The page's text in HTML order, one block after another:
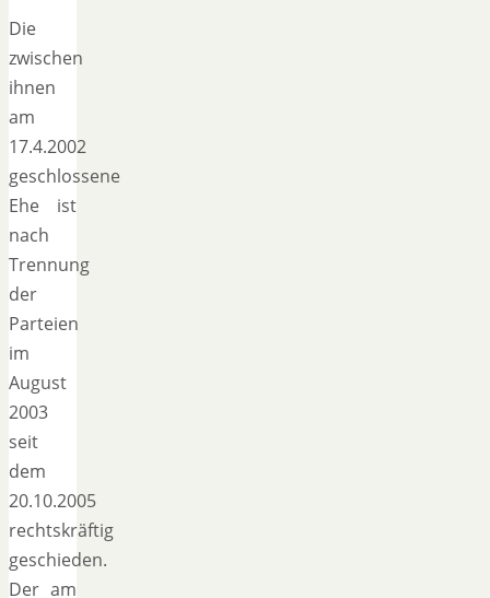
Die
zwischen
ihnen
am
17.4.2002
geschlossene
Ehe ist
nach
Trennung
der
Parteien
im
August
2003
seit
dem
20.10.2005
rechtskräftig
geschieden.
Der am